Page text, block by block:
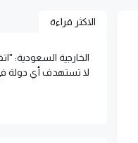
الاكثر قراءة
الخارجية السعودية:
لا تستهدف أي دولة